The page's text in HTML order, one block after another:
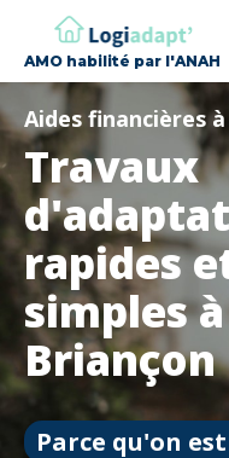
AMO habilité par l'ANAH
Aides financières
Travaux
rapides
simples à
Briançon
Parce qu'on